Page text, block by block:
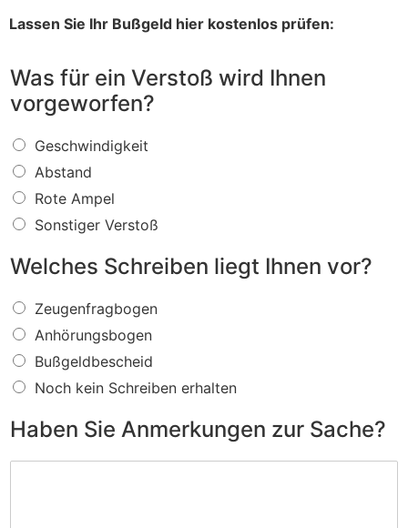
Lassen Sie Ihr Bußgeld hier kostenlos prüfen:
Was für ein Verstoß wird Ihnen
vorgeworfen?
W
a
s
f
ü
r
i
V
e
r
s
t
o
ß
w
Geschwindigkeit
Abstand
Rote Ampel
Sonstiger Verstoß
Welches Schreiben liegt Ihnen vor?
W
e
c
h
e
S
Zeugenfragbogen
Anhörungsbogen
Bußgeldbescheid
Noch kein Schreiben erhalten
Haben Sie Anmerkungen zur Sache?